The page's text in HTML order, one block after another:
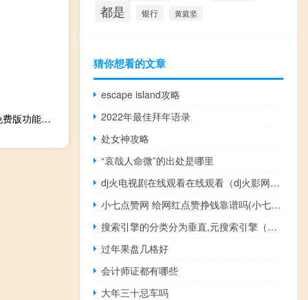
高级主播音效助手 V7.0 免费版（高级主播音效助手 V7.0 免费版功能简介）
都是 银行 黄庭坚
猜你想看的文章
escape island攻略
2022年最佳拜年语录
处女神攻略
“哀哉人命微”的出处是哪里
dj火电视剧在线观看在线观看（dj火影网在线观看）
小七点赞网 给网红点赞挣钱靠谱吗(小七点歌的人)
搜索引擎的分类分为垂直,元搜索引擎（搜索引擎的分类）
过年果盘几格好
会计师证都有哪些
大年三十忌车吗